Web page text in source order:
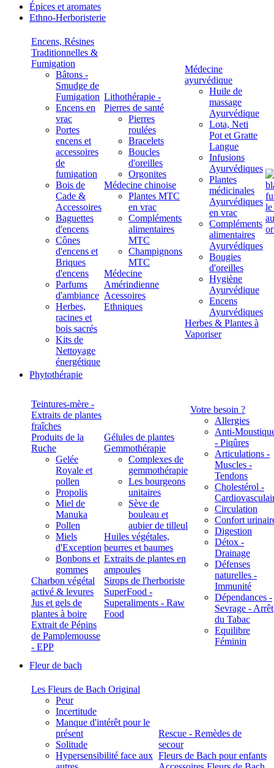
Épices et aromates
Ethno-Herboristerie
Encens, Résines
Traditionnelles &
Fumigation
Bâtons -
Smudge de
Fumigation
Encens en
vrac
Portes
encens et
accessoires
de
fumigation
Bois de
Cade &
Accessoires
Baguettes
d'encens
Cônes
d'encens et
Briques
d'encens
Parfums
d'ambiance
Herbes,
racines et
bois sacrés
Kits de
Nettoyage
énergétique
Lithothérapie -
Pierres de santé
Pierres
roulées
Bracelets
Boucles
d'oreilles
Orgonites
Médecine chinoise
Plantes MTC
en vrac
Compléments
alimentaires
MTC
Champignons
MTC
Médecine
Amérindienne
Acessoires
Ethniques
Médecine
ayurvédique
Huile de
massage
Ayurvédique
Lota, Neti
Pot et Gratte
Langue
Infusions
Ayurvédiques
Plantes
médicinales
Ayurvédiques
en vrac
Compléments
alimentaires
Ayurvédiques
Bougies
d'oreilles
Hygiène
Ayurvédique
Encens
Ayurvédiques
Herbes & Plantes à
Vaporiser
Phytothérapie
Teintures-mère -
Extraits de plantes
fraîches
Produits de la
Ruche
Gelée
Royale et
pollen
Propolis
Miel de
Manuka
Pollen
Miels
d'Exception
Bonbons et
gommes
Charbon végétal
activé & levures
Jus et gels de
plantes à boire
Extrait de Pépins
de Pamplemousse
- EPP
Gélules de plantes
Gemmothérapie
Complexes de
gemmothérapie
Les bourgeons
unitaires
Sève de
bouleau et
aubier de tilleul
Huiles végétales,
beurres et baumes
Extraits de plantes en
ampoules
Sirops de l'herboriste
SuperFood -
Superaliments - Raw
Food
Votre besoin ?
Allergies
Anti-
- Piqûres
Articulations -
Muscles -
Tendons
Cholestérol -
Circulation
Confort
Digestion
Détox -
Drainage
Défenses
naturelles -
Immunité
Dépendances -
Sevrage - Arrêt
du Tabac
Equilibre
Féminin
Fleur de bach
Les Fleurs de Bach Original
Peur
Incertitude
Manque d'intérêt pour le
présent
Solitude
Hypersensibilité face aux
Rescue - Remèdes de
secour
Fleurs de Bach pour enfants